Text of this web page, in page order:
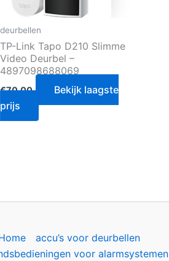
deurbellen
TP-Link Tapo D210 Slimme
Video Deurbel –
4897098688069
€70.00
Bekijk laagste
prijs
accu’s voor deurbellen
voor alarmsystemen